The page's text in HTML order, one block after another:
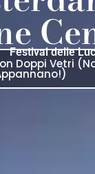
Festival delle
Doppi Vetri